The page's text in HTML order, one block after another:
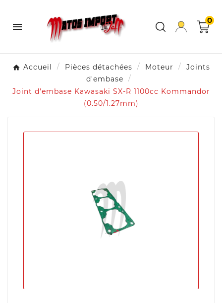

0
Accueil Pièces détachées Moteur
Joints
d'embase
Joint d'embase Kawasaki SX-R 1100cc Kommandor
(0.50/1.27mm)